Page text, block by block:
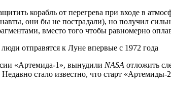
корабль от перегрева при входе в
они бы не пострадали), но получил
вместо того чтобы равномерно
«Артемида-1», вынудили NASA отложить
стало известно, что старт